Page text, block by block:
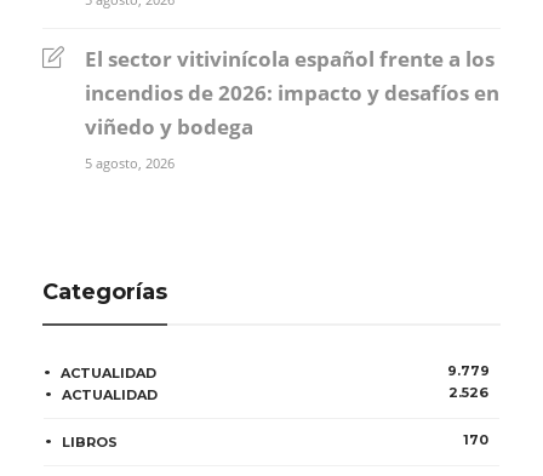
El sector vitivinícola español frente a los
incendios de 2026: impacto y desafíos en
viñedo y bodega
5 agosto, 2026
Categorías
ACTUALIDAD
9.779
ACTUALIDAD
2.526
LIBROS 170